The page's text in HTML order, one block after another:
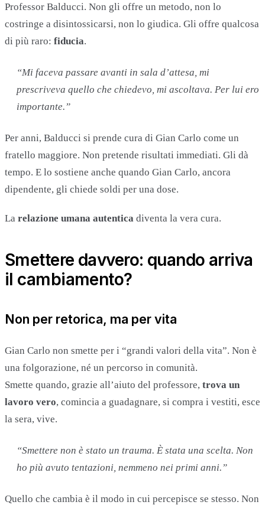
Professor Balducci. Non gli offre un metodo, non lo
costringe a disintossicarsi, non lo giudica. Gli offre qualcosa
di più raro: fiducia.
“Mi faceva passare avanti in sala d’attesa, mi
prescriveva quello che chiedevo, mi ascoltava. Per lui ero
importante.”
Per anni, Balducci si prende cura di Gian Carlo come un
fratello maggiore. Non pretende risultati immediati. Gli dà
tempo. E lo sostiene anche quando Gian Carlo, ancora
dipendente, gli chiede soldi per una dose.
La relazione umana autentica diventa la vera cura.
Smettere davvero: quando arriva
il cambiamento?
Non per retorica, ma per vita
Gian Carlo non smette per i “grandi valori della vita”. Non è
una folgorazione, né un percorso in comunità.
Smette quando, grazie all’aiuto del professore, trova un
lavoro vero, comincia a guadagnare, si compra i vestiti, esce
la sera, vive.
“Smettere non è stato un trauma. È stata una scelta. Non
ho più avuto tentazioni, nemmeno nei primi anni.”
Quello che cambia è il modo in cui percepisce se stesso. Non